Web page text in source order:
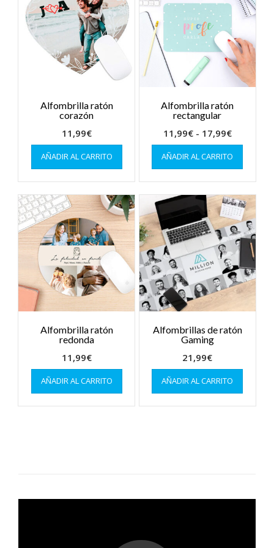
Alfombrilla ratón
corazón
11,99€
AÑADIR AL CARRITO
Alfombrilla ratón
rectangular
11,99€ - 17,99€Rango
de
precios:
desde
hasta
17,99€
AÑADIR AL CARRITO
Este
tiene
Las
se
pueden
elegir
en
la
de
Alfombrilla ratón
redonda
11,99€
AÑADIR AL CARRITO
Alfombrillas de ratón
Gaming
21,99€
AÑADIR AL CARRITO